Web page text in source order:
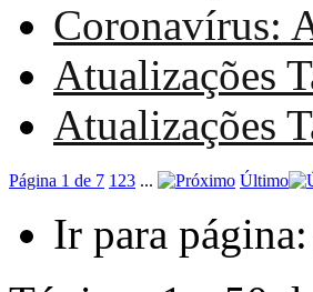
Coronavírus:
Atualizações
Atualizações
Página 1 de 7 1 23 ... Último
Ir para página: